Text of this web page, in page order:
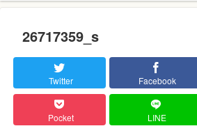
26717359_s
Twitter Facebook
Pocket LINE